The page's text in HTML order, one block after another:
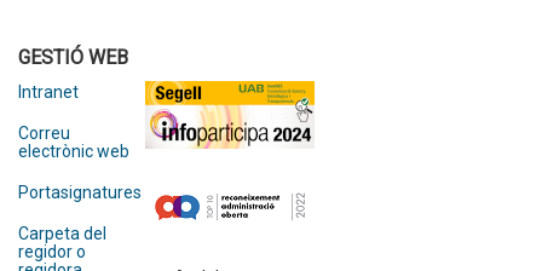
GESTIÓ WEB
Intranet
Correu
electrònic web
Portasignatures
Carpeta del
regidor o